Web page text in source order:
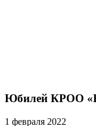
Юбилей КРОО
1 февраля 2022